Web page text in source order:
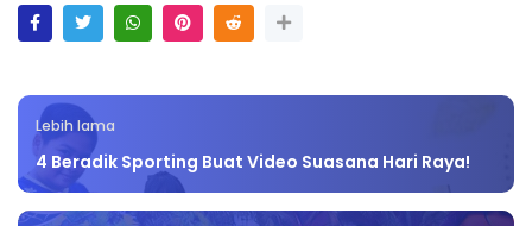
Lebih lama
4 Beradik Sporting Buat Video Suasana Hari Raya!